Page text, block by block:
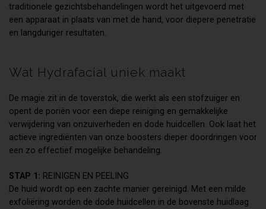
traditionele gezichtsbehandelingen wordt het uitgevoerd met
een apparaat in plaats van met de hand, voor diepere penetratie
en langduriger resultaten.
Wat Hydrafacial uniek maakt
De magie zit in de toverstok, die werkt als een stofzuiger en
opent de poriën voor een diepe reiniging en gemakkelijke
verwijdering van onzuiverheden en dode huidcellen. Ook laat het
actieve ingrediënten van onze boosters dieper doordringen voor
een zo effectief mogelijke behandeling.
STAP 1: REINIGEN EN PEELING
De huid wordt op een zachte manier gereinigd. Met een milde
exfoliëring worden de dode huidcellen in de bovenste huidlaag